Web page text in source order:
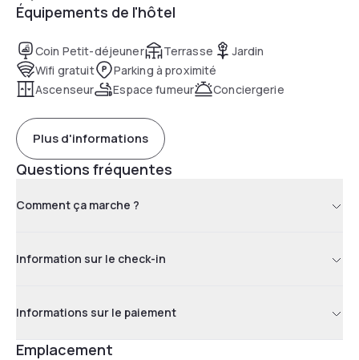
Équipements de l'hôtel
Coin Petit-déjeuner Terrasse
Jardin
Wifi gratuit
Parking à proximité
Ascenseur
Espace fumeur Conciergerie
Plus d'informations
Questions fréquentes
Comment ça marche ?
Information sur le check-in
Informations sur le paiement
Emplacement